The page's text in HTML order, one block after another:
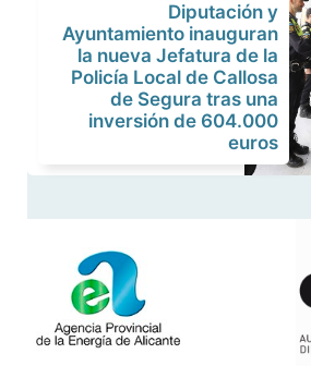
Diputación y
Ayuntamiento inauguran
la nueva Jefatura de la
Policía Local de Callosa
de Segura tras una
inversión de 604.000
euros